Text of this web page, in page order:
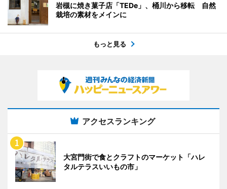
岩槻に焼き菓子店「TEDe」、桶川から移転 自然
栽培の素材をメインに
もっと見る
アクセスランキング
大宮門街で食とクラフトのマーケット「ハレ
タルテラスいいもの市」